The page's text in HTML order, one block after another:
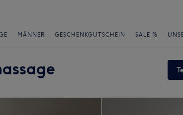
MÄNNER GESCHENKGUTSCHEIN SALE %